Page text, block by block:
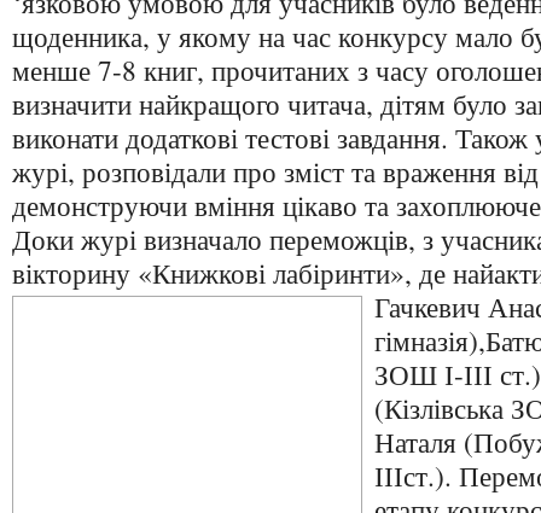
щоденника, у якому на час конкурсу мало
менше 7-8 книг, прочитаних з часу
визначити найкращого читача, дітям було
виконати додаткові тестові завдання.
журі, розповідали про зміст та враження
демонструючи вміння цікаво та
Доки журі визначало переможців, з
вікторину «Книжкові лабіринти», де
Гачкевич
ЗОШ І-ІІІ
(Кізлівська
Наталя
ІІІст.).